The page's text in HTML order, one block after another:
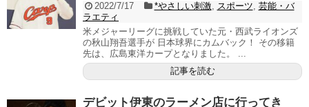
2022/7/17 *やさしい刺激, スポーツ, 芸能・バ
ラエティ
米メジャーリーグに挑戦していた元・西武ライオンズ
の秋山翔吾選手が 日本球界にカムバック！ その移籍
先は、広島東洋カープとなりました。 ...
記事を読む
デビット伊東のラーメン店に行ってき